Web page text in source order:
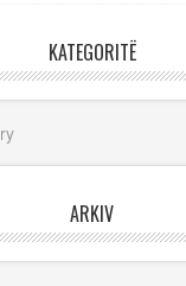
KATEGORITË
ARKIV